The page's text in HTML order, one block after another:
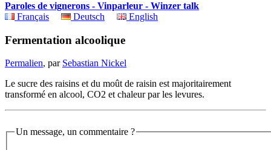
Paroles de vignerons - Vinparleur - Winzer talk
Français
Deutsch English
Fermentation alcoolique
Permalien, par Sebastian Nickel
Le sucre des raisins et du moût de raisin est majoritairement
transformé en alcool, CO2 et chaleur par les levures.
Un message, un commentaire ?